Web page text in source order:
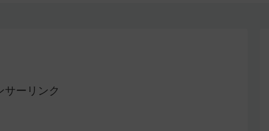
サーリンク